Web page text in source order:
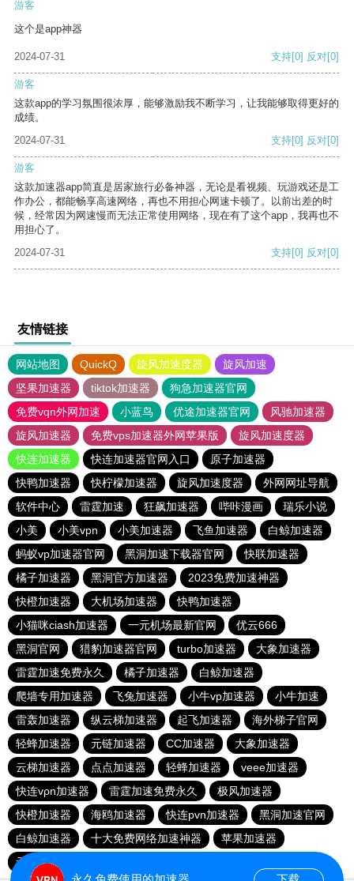
游客
这个是app神器
2024-07-31 支持[0] 反对[0]
游客
这款app的学习氛围很浓厚，能够激励我不断学习，让我能够取得更好的
成绩。
2024-07-31
支持[0] 反对[0]
游客
这款加速器app简直是居家旅行必备神器，无论是看视频、玩游戏还是工
作办公，都能畅享高速网络，再也不用担心网速卡顿了。以前出差的时
候，经常因为网速慢而无法正常使用网络，现在有了这个app，我再也不
用担心了。
2024-07-31
支持[0] 反对[0]
友情链接
网站地图 QuickQ 旋风加速度器
旋风加速
坚果加速器
tiktok加速器
狗急加速器官网
免费vqn外网加速
小蓝鸟 优途加速器官网
风驰加速器
旋风加速器
免费vps加速器外网苹果版
旋风加速度器
快连加速器
快连加速器官网入口
原子加速器
快鸭加速器
快柠檬加速器 旋风加速度器
外网网址导航
软件中心
雷霆加速 狂飙加速器 哔咔漫画
瑞乐小说
小美
小美vpn 小美加速器 飞鱼加速器
白鲸加速器
蚂蚁vp加速器官网
黑洞加速下载器官网
快联加速器
橘子加速器
黑洞官方加速器
2023免费加速神器
快橙加速器
大机场加速器
快鸭加速器
小猫咪ciash加速器
一元机场最新官网
优云666
黑洞官网
猎豹加速器官网 turbo加速器
大象加速器
雷霆加速免费永久
橘子加速器
白鲸加速器
爬墙专用加速器
飞兔加速器 小牛vp加速器
小牛加速
雷轰加速器
纵云梯加速器 起飞加速器
海外梯子官网
轻蜂加速器
元链加速器 CC加速器
大象加速器
云梯加速器
点点加速器 轻蜂加速器
veee加速器
快连vρn加速器
雷霆加速免费永久
极风加速器
快橙加速器
海鸥加速器 快连pvn加速器
黑洞加速官网
白鲸加速器
十大免费网络加速神器
苹果加速器
元链加速器